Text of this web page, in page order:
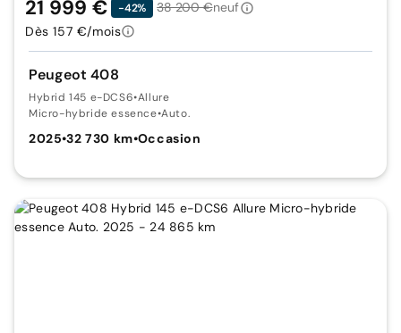
Peugeot 408
Hybrid 145 e-DCS6•Allure
Micro-hybride essence•Auto.
2025•32 730 km•Occasion
21 999 € -42% 38 200 €neuf
Dès 157 €/mois